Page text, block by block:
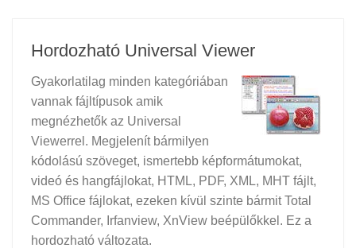
Hordozható Universal Viewer
Gyakorlatilag minden kategóriában
vannak fájltípusok amik
megnézhetők az Universal
Viewerrel. Megjelenít bármilyen
kódolású szöveget, ismertebb képformátumokat,
videó és hangfájlokat, HTML, PDF, XML, MHT fájlt,
MS Office fájlokat, ezeken kívül szinte bármit Total
Commander, Irfanview, XnView beépülőkkel. Ez a
hordozható változata.